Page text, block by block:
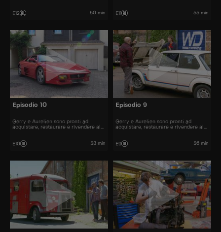
E12 50 min E11 55 min
Episodio 10
Gerry e Aurelien sono pronti ad
acquistare, restaurare e rivendere al
E10 53 min
Episodio 9
Gerry e Aurelien sono pronti ad
acquistare, restaurare e rivendere al
E9 56 min